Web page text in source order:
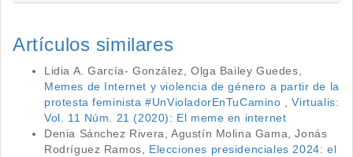
Artículos similares
Lidia A. García- González, Olga Bailey Guedes,
Memes de Internet y violencia de género a partir de la
protesta feminista #UnVioladorEnTuCamino
,Virtualis:
Vol. 11 Núm. 21 (2020): El meme en internet
Denia Sánchez Rivera, Agustín Molina Gama, Jonás
Rodríguez Ramos, Elecciones presidenciales 2024: el